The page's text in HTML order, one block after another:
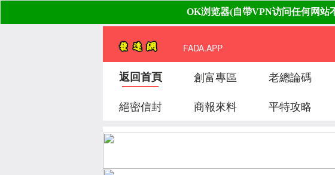
FADA.APP
返回首頁 創富專區 老總論碼
絕密信封
商報來料 平特攻略